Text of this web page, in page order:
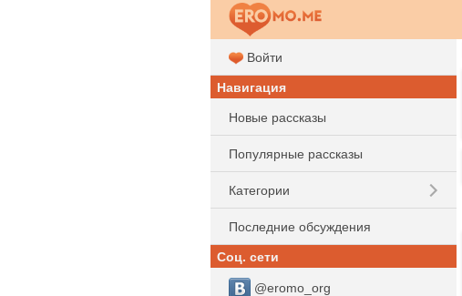
Войти
Навигация
Новые рассказы
Популярные рассказы
Категории
Последние обсуждения
Соц. сети
@eromo_org